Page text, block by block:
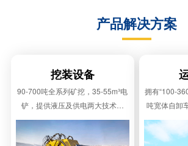
产品解决方案
挖装设备
90-700吨全系列矿挖，35-55m³电
铲，提供液压及供电两大技术方
案，适用于全球大型煤炭、金属、
建材矿山。
拥有“100-
吨宽体自卸
卸车”三大类
形成